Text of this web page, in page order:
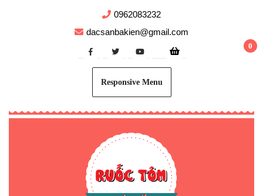
0962083232
dacsanbakien@gmail.com
0
Responsive Menu